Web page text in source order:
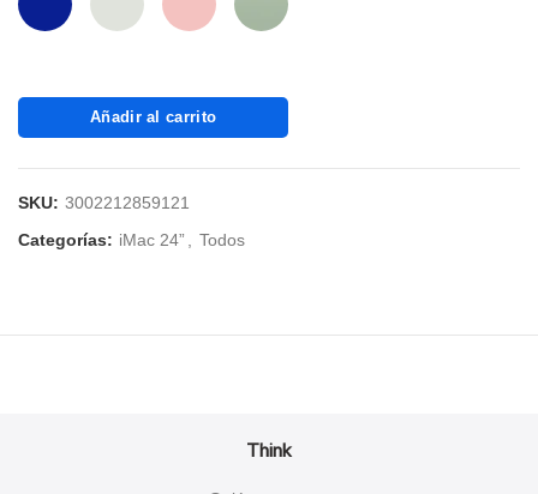
Añadir al carrito
SKU: 3002212859121
Categorías: iMac 24” Todos
Think